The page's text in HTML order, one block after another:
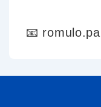
📧